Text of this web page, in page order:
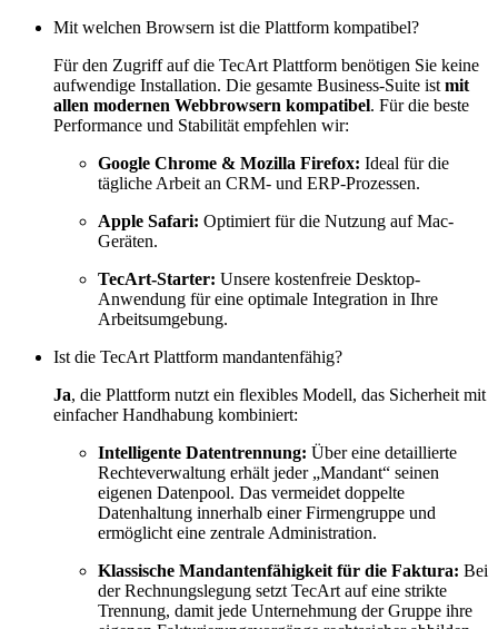
Mit welchen Browsern ist die Plattform kompatibel?
Für den Zugriff auf die TecArt Plattform benötigen Sie keine
aufwendige Installation. Die gesamte Business-Suite ist mit
allen modernen Webbrowsern kompatibel. Für die beste
Performance und Stabilität empfehlen wir:
Google Chrome & Mozilla Firefox: Ideal für die
tägliche Arbeit an CRM- und ERP-Prozessen.
Apple Safari: Optimiert für die Nutzung auf Mac-
Geräten.
TecArt-Starter: Unsere kostenfreie Desktop-
Anwendung für eine optimale Integration in Ihre
Arbeitsumgebung.
Ist die TecArt Plattform mandantenfähig?
Ja, die Plattform nutzt ein flexibles Modell, das Sicherheit mit
einfacher Handhabung kombiniert:
Intelligente Datentrennung: Über eine detaillierte
Rechteverwaltung erhält jeder „Mandant“ seinen
eigenen Datenpool. Das vermeidet doppelte
Datenhaltung innerhalb einer Firmengruppe und
ermöglicht eine zentrale Administration.
Klassische Mandantenfähigkeit für die Faktura: Bei
der Rechnungslegung setzt TecArt auf eine strikte
Trennung, damit jede Unternehmung der Gruppe ihre